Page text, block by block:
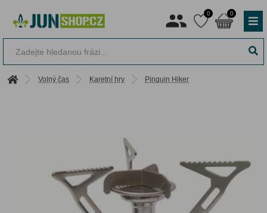
0 0
Volný čas Karetní hry Pinguin Hiker